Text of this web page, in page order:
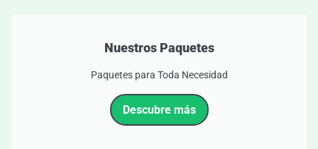
Nuestros Paquetes
Paquetes para Toda Necesidad
Descubre más